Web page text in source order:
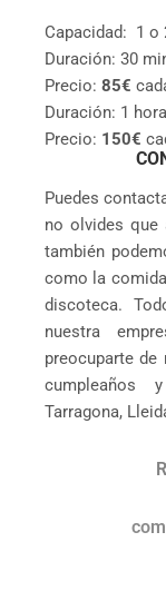
Capacidad: 1
Duración: 30
Precio: 85€
Duración: 1 hora
Precio: 150€
Puedes
no olvides que
también
como la
discoteca.
nuestra
preocuparte de
cumpleaños
Tarragona,